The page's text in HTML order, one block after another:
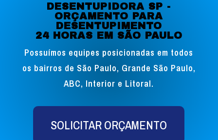
DESENTUPIDORA SP -
ORÇAMENTO PARA
DESENTUPIMENTO
24 HORAS EM SÃO PAULO
Possuímos equipes posicionadas em todos
os bairros de São Paulo, Grande São Paulo,
ABC, Interior e Litoral.
SOLICITAR ORÇAMENTO